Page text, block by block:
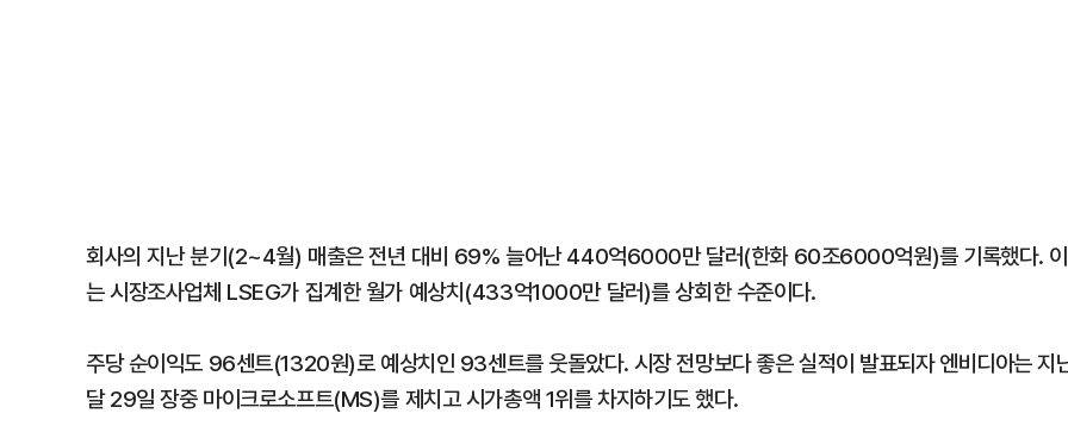
회사의 지난 분기(2~4월) 매출은 전년 대비 69% 늘어난 440억6000만 달러(한화 60조6000억원)를 기록했다. 이
는 시장조사업체 LSEG가 집계한 월가 예상치(433억1000만 달러)를 상회한 수준이다.
주당 순이익도 96센트(1320원)로 예상치인 93센트를 웃돌았다. 시장 전망보다 좋은 실적이 발표되자 엔비디아는 지
달 29일 장중 마이크로소프트(MS)를 제치고 시가총액 1위를 차지하기도 했다.